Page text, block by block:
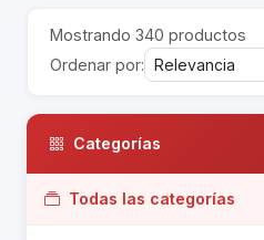
Mostrando 340 productos
Ordenar por:
Categorías
Todas las categorías